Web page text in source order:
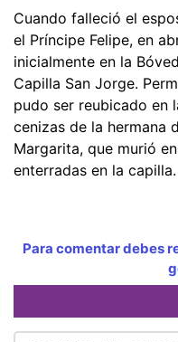
Cuando falleció el
el Príncipe Felipe, en
inicialmente en la
Capilla San Jorge.
pudo ser reubicado en
cenizas de la hermana
Margarita, que murió
enterradas en la capilla.
Para comentar debes